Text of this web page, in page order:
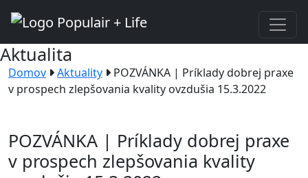
Aktualita
Domov Aktuality
POZVÁNKA | Príklady dobrej praxe
v prospech zlepšovania kvality ovzdušia 15.3.2022
POZVÁNKA | Príklady dobrej praxe
v prospech zlepšovania kvality